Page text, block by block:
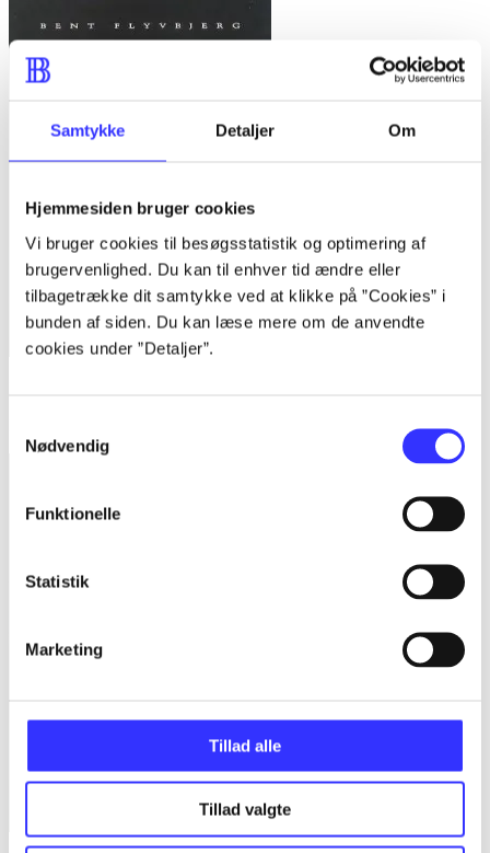
Samtykke Detaljer Om
Hjemmesiden bruger cookies
Vi bruger cookies til besøgsstatistik og optimering af
brugervenlighed. Du kan til enhver tid ændre eller
tilbagetrække dit samtykke ved at klikke på ”Cookies” i
bunden af siden. Du kan læse mere om de anvendte
cookies under ”Detaljer”.
Nødvendig
Funktionelle
Statistik
Marketing
Tillad alle
Tillad valgte